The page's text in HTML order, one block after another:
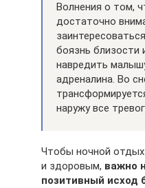
Волнения о том,
достаточно
боязнь близости
навредить
адреналина. Во
наружу все
Чтобы ночной
и здоровым, важно
позитивный исход